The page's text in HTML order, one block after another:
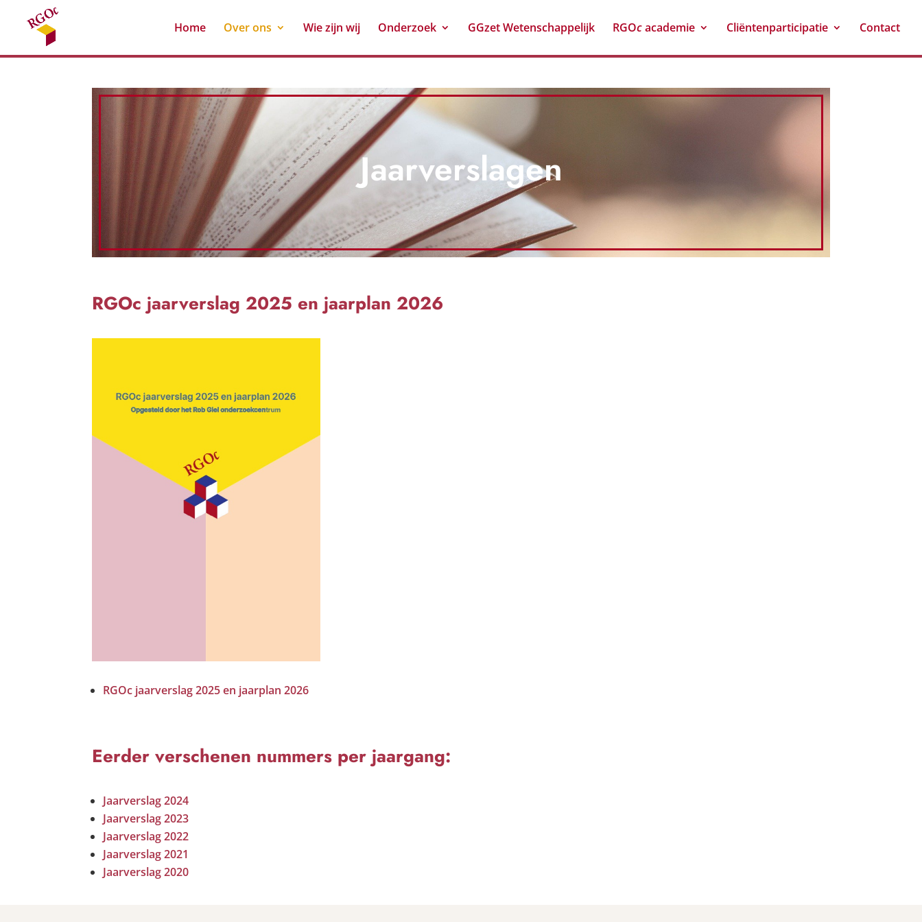
Home Over ons Wie zijn wij Onderzoek GGzet Wetenschappelijk RGOcacademie Cliëntenparticipatie Contact
Jaarverslagen
RGOc jaarverslag 2025 en jaarplan 2026
RGOc jaarverslag 2025 en jaarplan 2026
Eerder verschenen nummers per jaargang:
Jaarverslag 2024
Jaarverslag 2023
Jaarverslag 2022
Jaarverslag 2021
Jaarverslag 2020